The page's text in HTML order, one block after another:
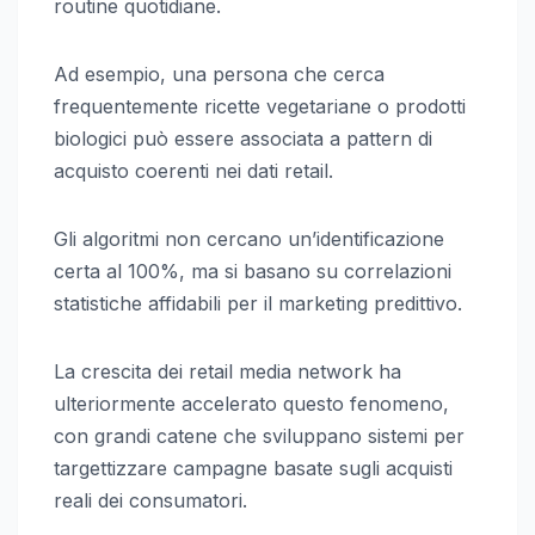
routine quotidiane.
Ad esempio, una persona che cerca
frequentemente ricette vegetariane o prodotti
biologici può essere associata a pattern di
acquisto coerenti nei dati retail.
Gli algoritmi non cercano un’identificazione
certa al 100%, ma si basano su correlazioni
statistiche affidabili per il marketing predittivo.
La crescita dei retail media network ha
ulteriormente accelerato questo fenomeno,
con grandi catene che sviluppano sistemi per
targettizzare campagne basate sugli acquisti
reali dei consumatori.